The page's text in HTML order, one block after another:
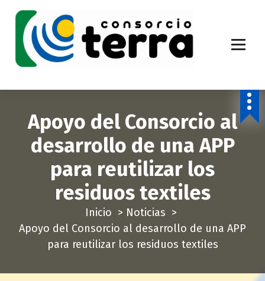
r
Apoyo del Consorcio al
desarrollo de una APP
para reutilizar los
residuos textiles
Inicio > Noticias >
Apoyo del Consorcio al desarrollo de una APP
para reutilizar los residuos textiles